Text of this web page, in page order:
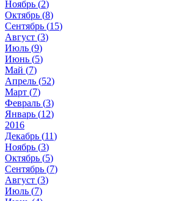
Ноябрь (2)
Октябрь (8)
Сентябрь (15)
Август (3)
Июль (9)
Июнь (5)
Май (7)
Апрель (52)
Март (7)
Февраль (3)
Январь (12)
2016
Декабрь (11)
Ноябрь (3)
Октябрь (5)
Сентябрь (7)
Август (3)
Июль (7)